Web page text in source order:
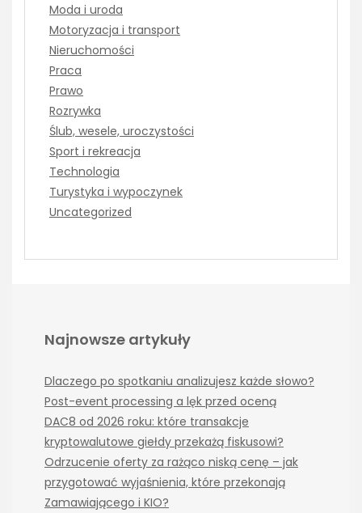
Moda i uroda
Motoryzacja i transport
Nieruchomości
Praca
Prawo
Rozrywka
Ślub, wesele, uroczystości
Sport i rekreacja
Technologia
Turystyka i wypoczynek
Uncategorized
Najnowsze artykuły
Dlaczego po spotkaniu analizujesz każde słowo?
Post-event processing a lęk przed oceną
DAC8 od 2026 roku: które transakcje
kryptowalutowe giełdy przekażą fiskusowi?
Odrzucenie oferty za rażąco niską cenę – jak
przygotować wyjaśnienia, które przekonają
Zamawiającego i KIO?